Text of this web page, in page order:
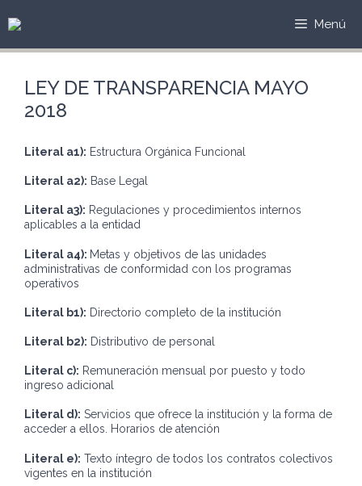
Menú
LEY DE TRANSPARENCIA MAYO
2018
Literal a1): Estructura Orgánica Funcional
Literal a2): Base Legal
Literal a3): Regulaciones y procedimientos internos
aplicables a la entidad
Literal a4): Metas y objetivos de las unidades
administrativas de conformidad con los programas
operativos
Literal b1): Directorio completo de la institución
Literal b2): Distributivo de personal
Literal c): Remuneración mensual por puesto y todo
ingreso adicional
Literal d): Servicios que ofrece la institución y la forma de
acceder a ellos. Horarios de atención
Literal e): Texto íntegro de todos los contratos colectivos
vigentes en la institución